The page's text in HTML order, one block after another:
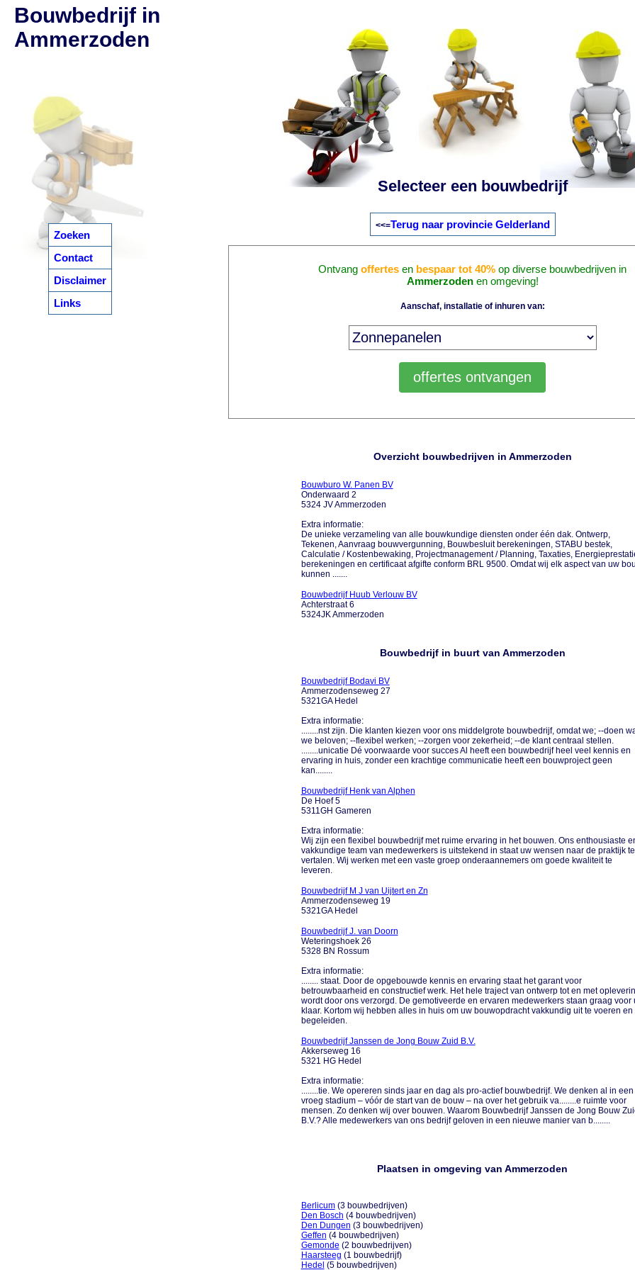
Zoeken
Contact
Disclaimer
Links
Bouwbedrijf in
Ammerzoden
Selecteer een bouwbedrijf
<<=Terug naar provincie Gelderland
Ontvangoffertes en bespaar tot 40% op diverse bouwbedrijven in
Ammerzodenen omgeving!
Aanschaf, installatie of inhuren van:
Overzicht bouwbedrijven in Ammerzoden
Bouwburo W. Panen BV
Onderwaard 2
5324 JV Ammerzoden
Extra informatie:
De unieke verzameling van alle bouwkundige diensten onder één dak. Ontwerp,
Tekenen, Aanvraag bouwvergunning, Bouwbesluit berekeningen, STABU bestek,
Calculatie / Kostenbewaking, Projectmanagement / Planning, Taxaties,
berekeningen en certificaat afgifte conform BRL 9500. Omdat wij elk aspect van uw
kunnen .......
Bouwbedrijf Huub Verlouw BV
Achterstraat 6
5324JK Ammerzoden
Bouwbedrijf in buurt van Ammerzoden
Bouwbedrijf Bodavi BV
Ammerzodenseweg 27
5321GA Hedel
Extra informatie:
........nst zijn. Die klanten kiezen voor ons middelgrote bouwbedrijf, omdat we; --doen
we beloven; --flexibel werken; --zorgen voor zekerheid; --de klant centraal stellen.
........unicatie Dé voorwaarde voor succes Al heeft een bouwbedrijf heel veel kennis en
ervaring in huis, zonder een krachtige communicatie heeft een bouwproject geen
kan........
Bouwbedrijf Henk van Alphen
De Hoef 5
5311GH Gameren
Extra informatie:
Wij zijn een flexibel bouwbedrijf met ruime ervaring in het bouwen. Ons enthousiaste
vakkundige team van medewerkers is uitstekend in staat uw wensen naar de praktijk te
vertalen. Wij werken met een vaste groep onderaannemers om goede kwaliteit te
leveren.
Bouwbedrijf M J van Uijtert en Zn
Ammerzodenseweg 19
5321GA Hedel
Bouwbedrijf J. van Doorn
Weteringshoek 26
5328 BN Rossum
Extra informatie:
........ staat. Door de opgebouwde kennis en ervaring staat het garant voor
betrouwbaarheid en constructief werk. Het hele traject van ontwerp tot en met
wordt door ons verzorgd. De gemotiveerde en ervaren medewerkers staan graag voor
klaar. Kortom wij hebben alles in huis om uw bouwopdracht vakkundig uit te voeren en
begeleiden.
Bouwbedrijf Janssen de Jong Bouw Zuid B.V.
Akkerseweg 16
5321 HG Hedel
Extra informatie:
........tie. We opereren sinds jaar en dag als pro-actief bouwbedrijf. We denken al in een
vroeg stadium – vóór de start van de bouw – na over het gebruik va........e ruimte voor
mensen. Zo denken wij over bouwen. Waarom Bouwbedrijf Janssen de Jong Bouw
B.V.? Alle medewerkers van ons bedrijf geloven in een nieuwe manier van b........
Plaatsen in omgeving van Ammerzoden
Berlicum(3 bouwbedrijven)
Den Bosch (4 bouwbedrijven)
Den Dungen (3 bouwbedrijven)
Geffen (4 bouwbedrijven)
Gemonde (2 bouwbedrijven)
Haarsteeg (1 bouwbedrijf)
Hedel (5 bouwbedrijven)